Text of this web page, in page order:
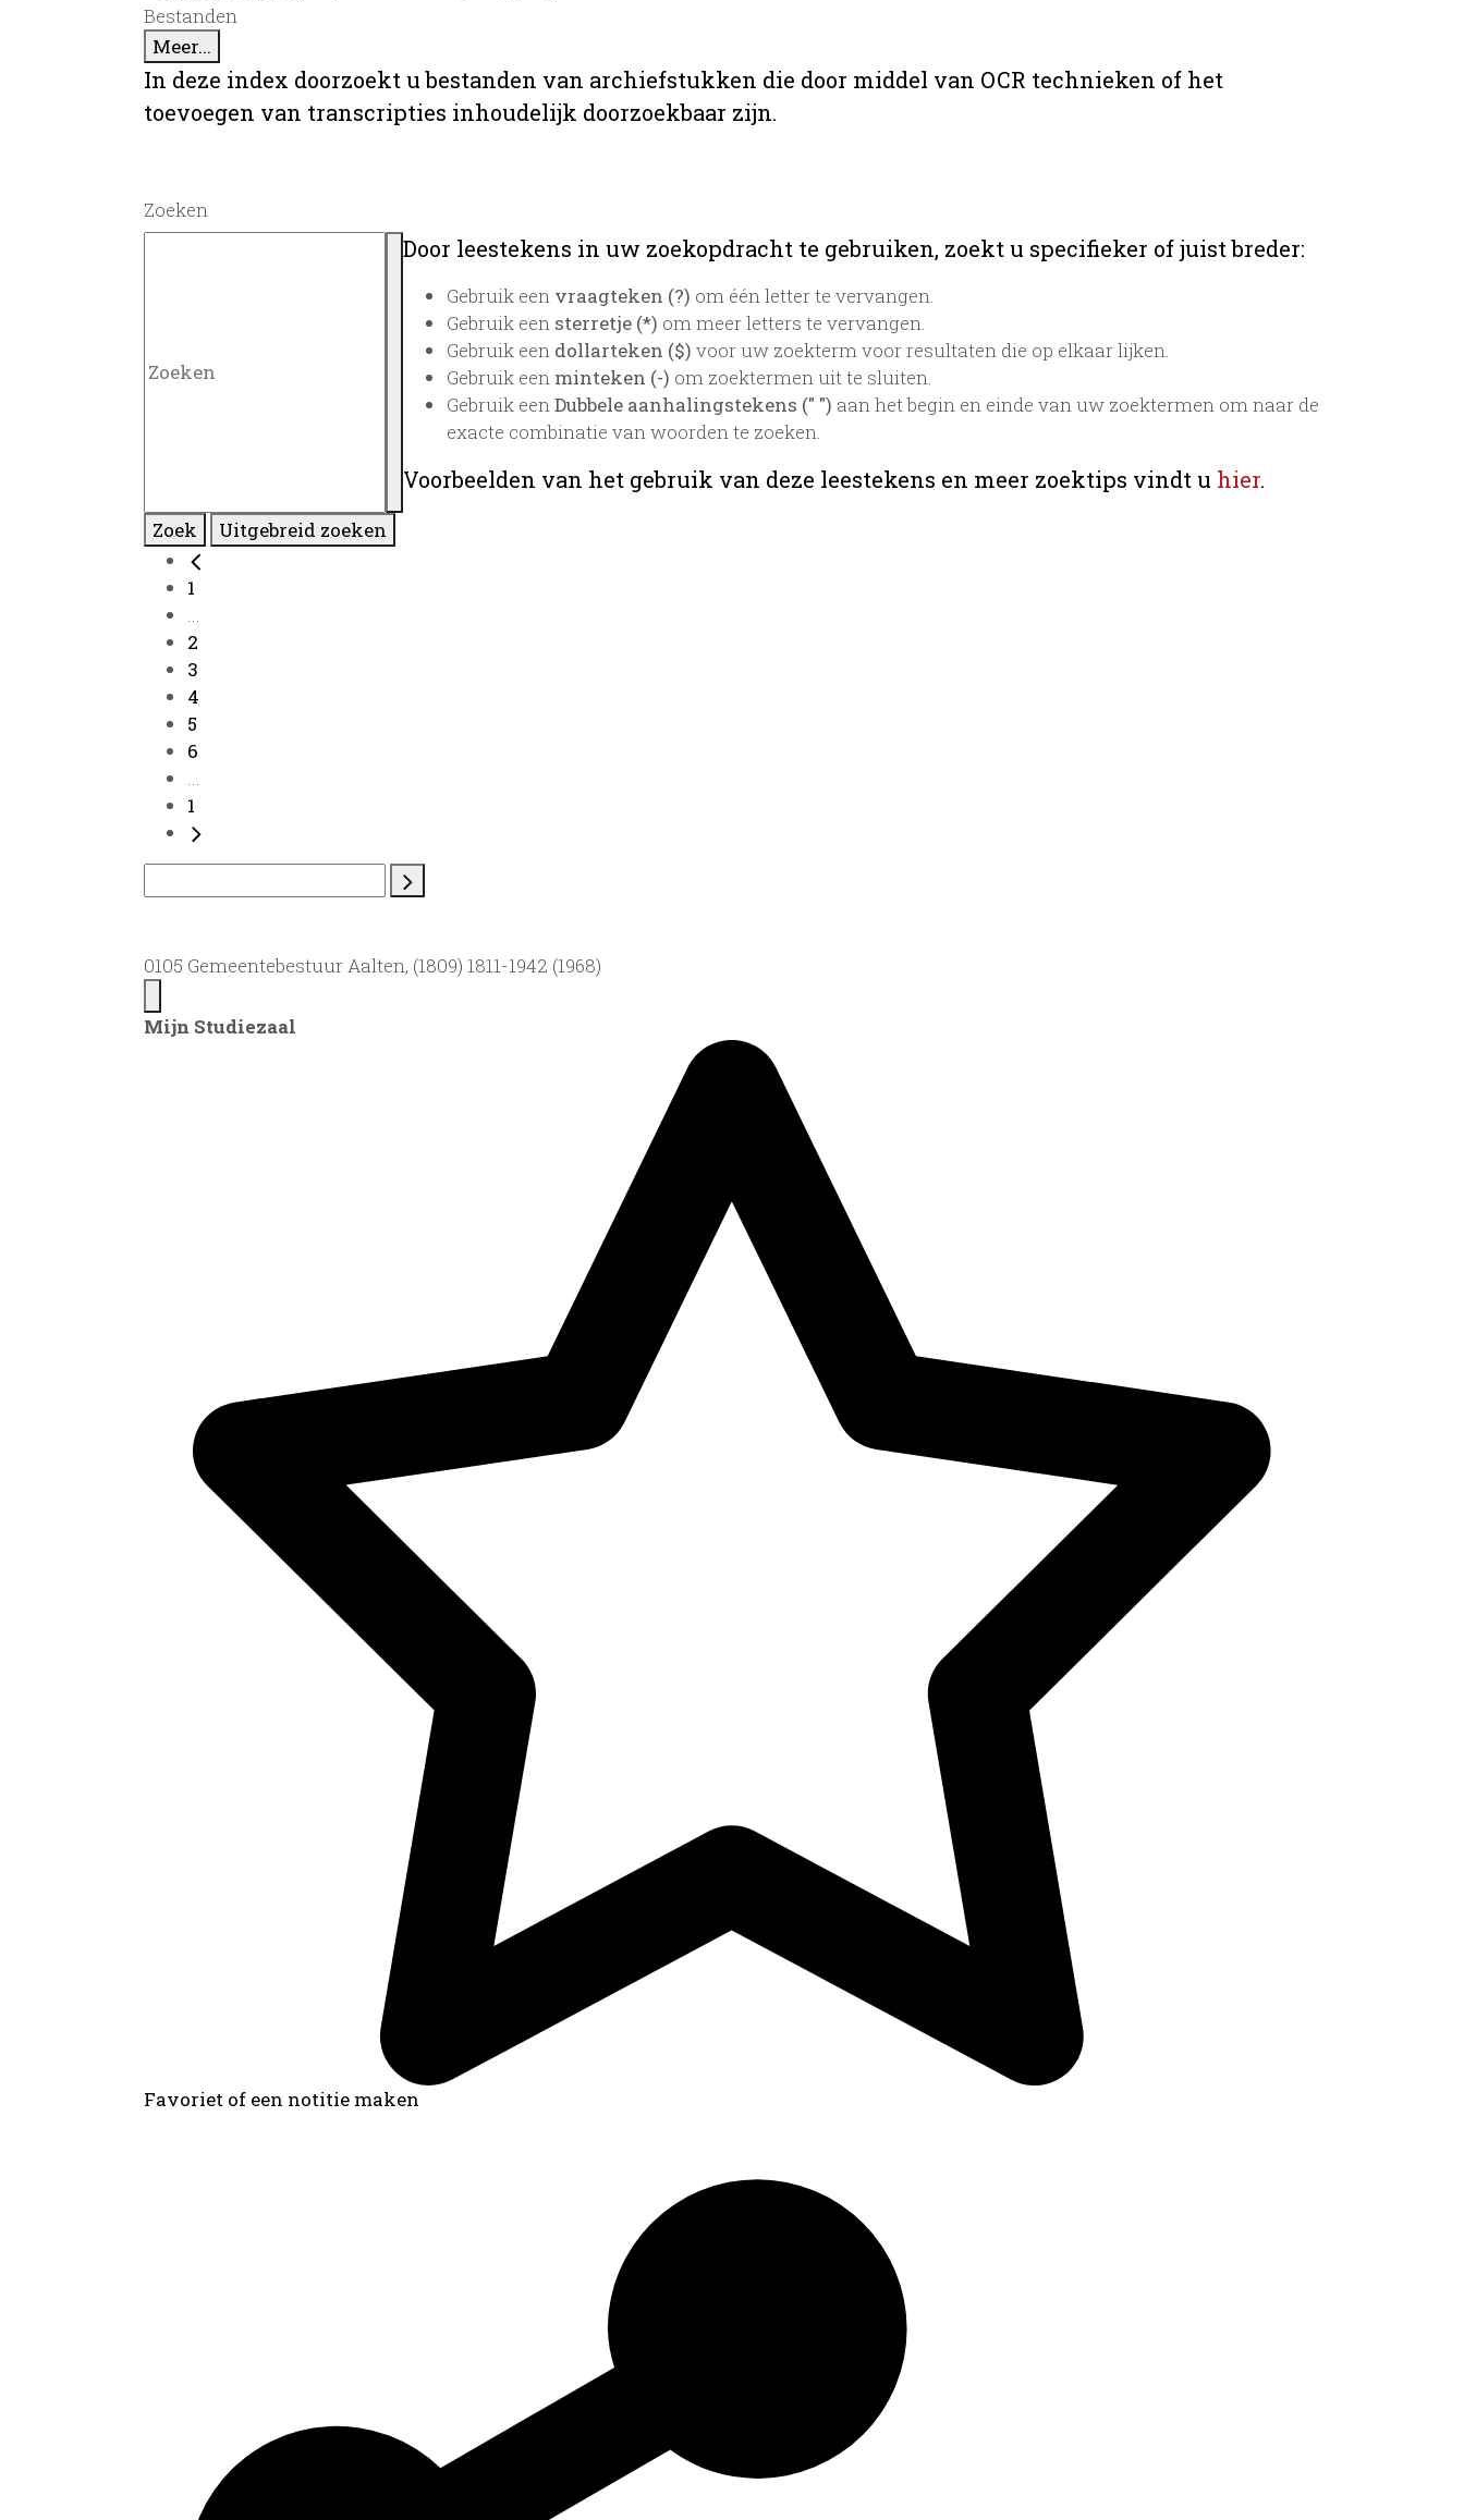
Bestanden
Meer...
In deze index doorzoekt u bestanden van archiefstukken die door middel van OCR technieken of het
toevoegen van transcripties inhoudelijk doorzoekbaar zijn.
Zoeken
Door leestekens in uw zoekopdracht te gebruiken, zoekt u specifieker of juist breder:
Gebruik een vraagteken (?) om één letter te vervangen.
Gebruik een sterretje (*) om meer letters te vervangen.
Gebruik een dollarteken ($) voor uw zoekterm voor resultaten die op elkaar lijken.
Gebruik een minteken (-) om zoektermen uit te sluiten.
Gebruik eenDubbele aanhalingstekens (" ") aan het begin en einde van uw zoektermen om naar de
exacte combinatie van woorden te zoeken.
Voorbeelden van het gebruik van deze leestekens en meer zoektips vindt u hier.
Zoek Uitgebreid zoeken
1
...
2
3
4
5
6
...
1
0105 Gemeentebestuur Aalten, (1809) 1811-1942 (1968)
Mijn Studiezaal
Favoriet of een notitie maken